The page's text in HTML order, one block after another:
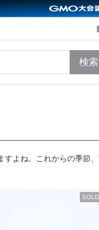
よね。これからの季節